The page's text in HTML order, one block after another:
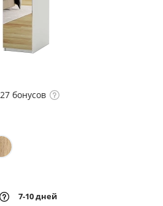
бонусов
7-10 дней